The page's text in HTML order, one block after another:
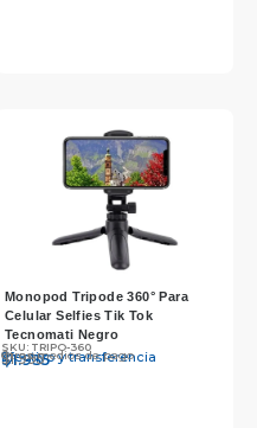
Monopod Tripode 360° Para
Celular Selfies Tik Tok
Tecnomati Negro
SKU: TRIPO-360
$1.935
Efectivo y transferencia
$1.995
Otros medios de pago